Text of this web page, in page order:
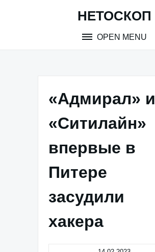
НЕТОСКОП
OPEN MENU
«Адмирал» и
«Ситилайн»
впервые в
Питере
засудили
хакера